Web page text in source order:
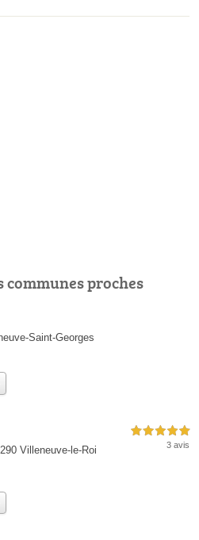
communes proches
Saint-Georges
Villeneuve-le-Roi
5,0 étoiles sur 5
3 avis